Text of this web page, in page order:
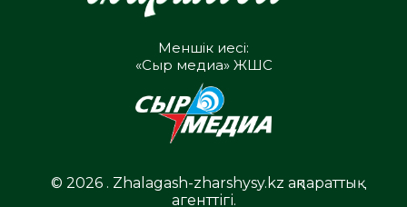
Меншік иесі:
«Сыр медиа» ЖШС
© 2026 . Zhalagash-zharshysy.kz ақпараттық
агенттігі.